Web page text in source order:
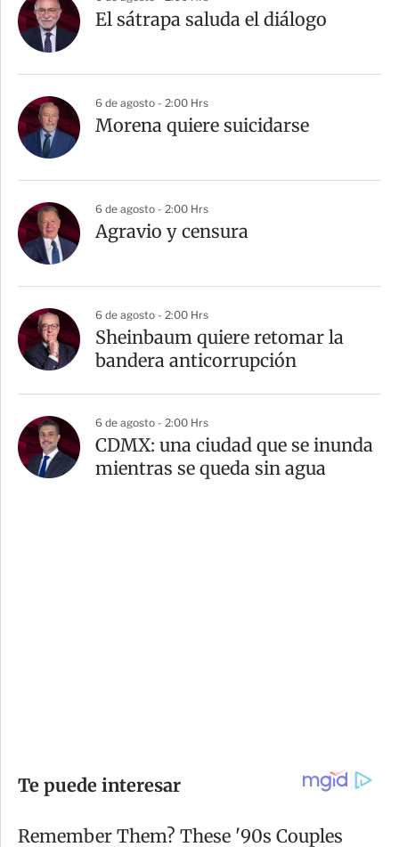
El sátrapa saluda el diálogo
6 de agosto - 2:00 Hrs
Morena quiere suicidarse
6 de agosto - 2:00 Hrs
Agravio y censura
6 de agosto - 2:00 Hrs
Sheinbaum quiere retomar la
bandera anticorrupción
6 de agosto - 2:00 Hrs
CDMX: una ciudad que se inunda
mientras se queda sin agua